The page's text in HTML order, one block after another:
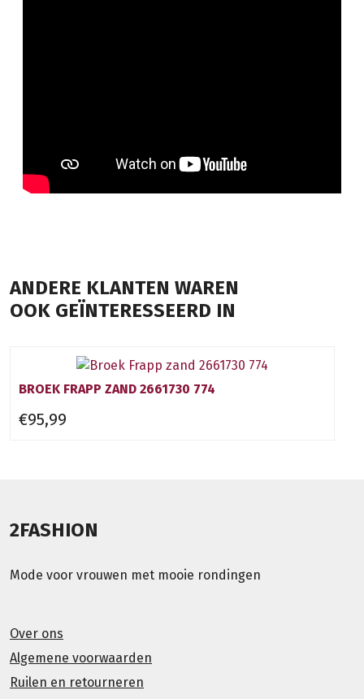
ANDERE KLANTEN WAREN
OOK GEÏNTERESSEERD IN
BROEK FRAPP ZAND 2661730 774
€95,99
2FASHION
Mode voor vrouwen met mooie rondingen
Over ons
Algemene voorwaarden
Ruilen en retourneren